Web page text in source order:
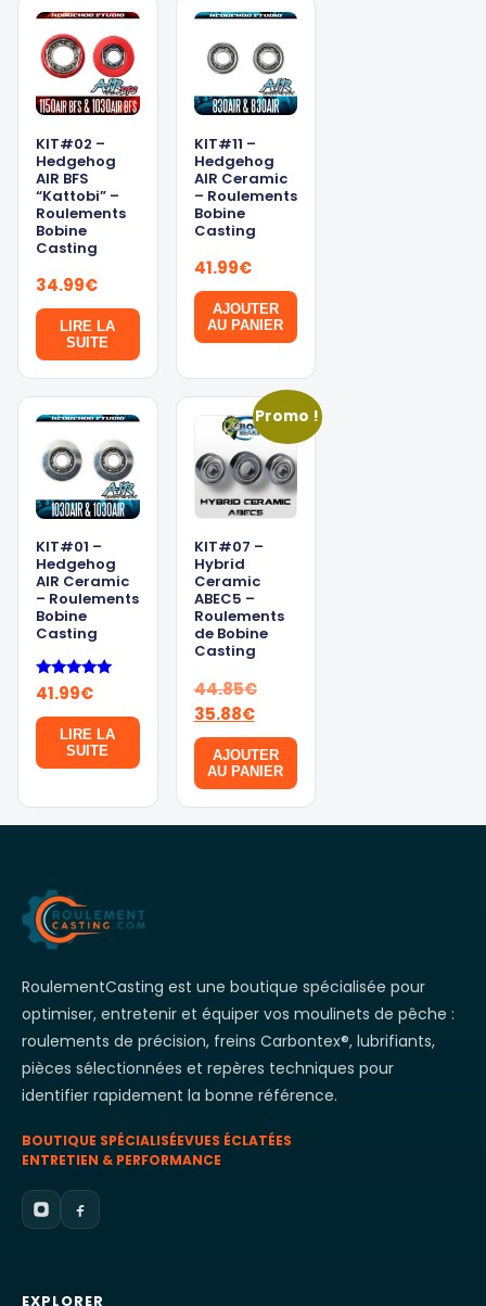
KIT#02 –
Hedgehog
AIR BFS
“Kattobi” –
Roulements
Bobine
Casting
34.99€
LIRE LA
SUITE
KIT#11 –
Hedgehog
AIR Ceramic
– Roulements
Bobine
Casting
41.99€
AJOUTER
AU PANIER
KIT#01 –
Hedgehog
AIR Ceramic
– Roulements
Bobine
Casting
Note
5.00
sur 5
41.99€
LIRE LA
SUITE
Promo !
KIT#07 –
Hybrid
Ceramic
ABEC5 –
Roulements
de Bobine
Casting
44.85€Le
initial
était :
44.85€.
35.88€Le
prix
actuel
est :
35.88€.
AJOUTER
AU PANIER
RoulementCasting est une boutique spécialisée pour
optimiser, entretenir et équiper vos moulinets de pêche :
roulements de précision, freins Carbontex®, lubrifiants,
pièces sélectionnées et repères techniques pour
identifier rapidement la bonne référence.
BOUTIQUE SPÉCIALISÉEVUES ÉCLATÉES
ENTRETIEN & PERFORMANCE
EXPLORER